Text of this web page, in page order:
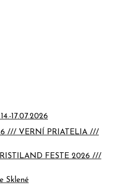
17.07.2026
/// VERNÍ PRIATELIA ///
FESTE 2026 ///
Sklené